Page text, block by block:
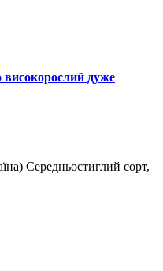
високорослий дуже
Середньостиглий сорт,